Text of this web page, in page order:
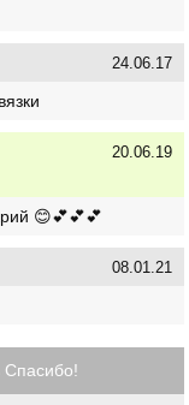
24.06.17
20.06.19
😊💕💕💕
08.01.21
Спасибо!